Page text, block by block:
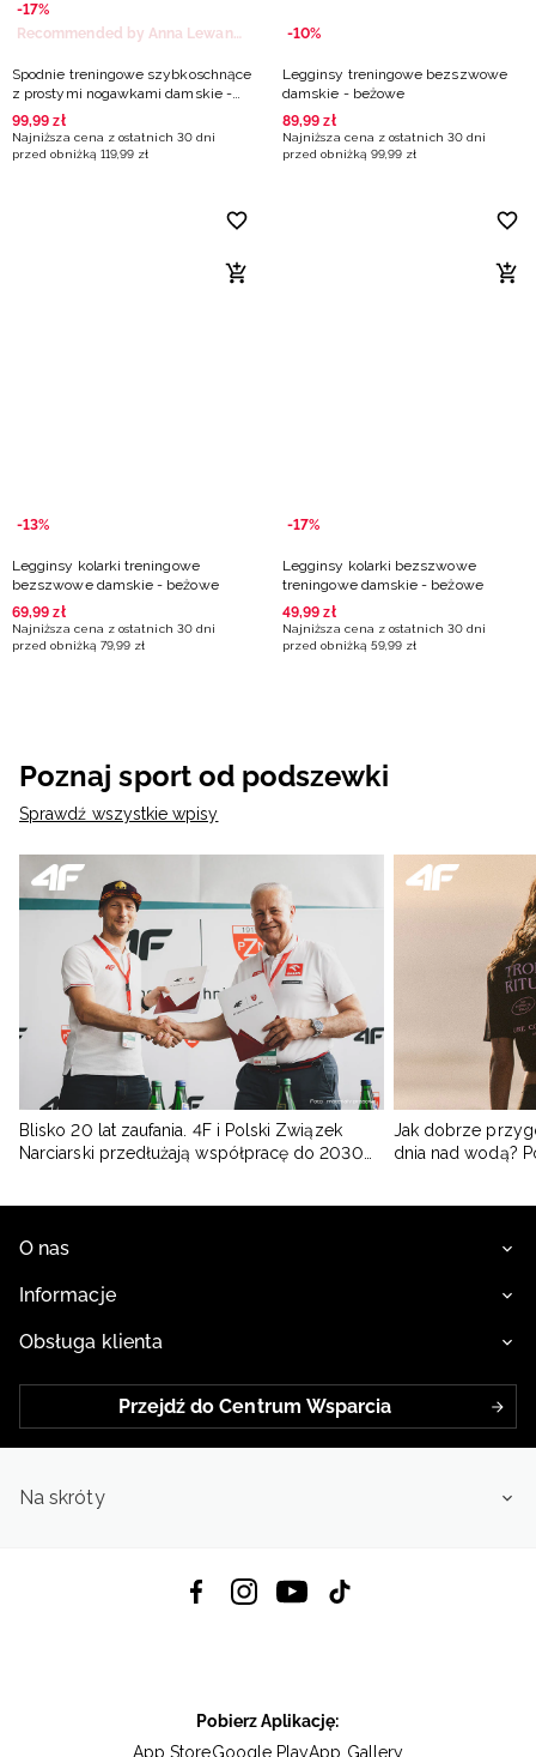
-17%
Recommended by Anna Lewandowska
Spodnie treningowe szybkoschnące
z prostymi nogawkami damskie -
beżowe
99,99 zł
Najniższa cena z ostatnich 30 dni
przed obniżką 119,99 zł
-10%
Legginsy treningowe bezszwowe
damskie - beżowe
89,99 zł
Najniższa cena z ostatnich 30 dni
przed obniżką 99,99 zł
-13%
Legginsy kolarki treningowe
bezszwowe damskie - beżowe
69,99 zł
Najniższa cena z ostatnich 30 dni
przed obniżką 79,99 zł
-17%
Legginsy kolarki bezszwowe
treningowe damskie - beżowe
49,99 zł
Najniższa cena z ostatnich 30 dni
przed obniżką 59,99 zł
Poznaj sport od podszewki
Sprawdź wszystkie wpisy
Blisko 20 lat zaufania. 4F i Polski Związek
Narciarski przedłużają współpracę do 2030
Jak dobrze
dnia nad wodą?
O nas
Informacje
Obsługa klienta
Przejdź do Centrum Wsparcia
Na skróty
Pobierz Aplikację:
App StoreGoogle PlayApp Gallery